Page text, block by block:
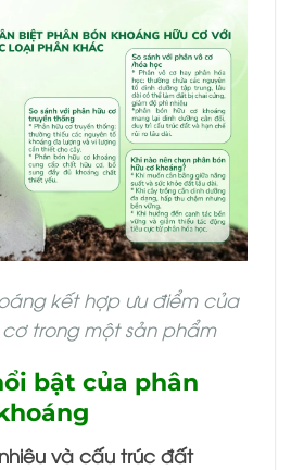
kết hợp ưu điểm của
trong một sản phẩm
bật của phân
và cấu trúc đất